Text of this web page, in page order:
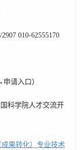
010-62555170
申请入口）
科学院人才交流开
果转化）专业技术